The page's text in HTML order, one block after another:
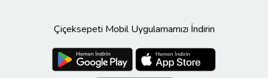
Çiçeksepeti Mobil Uygulamamızı İndirin